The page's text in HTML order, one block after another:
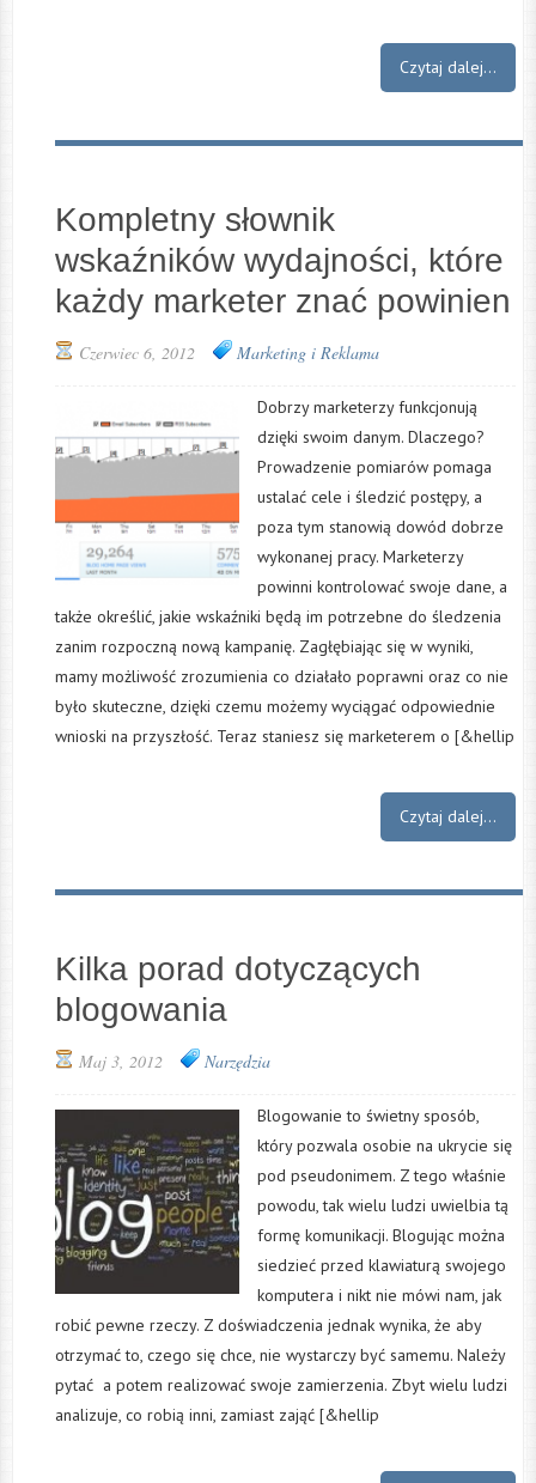
Czytaj dalej...
Kompletny słownik
wskaźników wydajności, które
każdy marketer znać powinien
Czerwiec 6, 2012 Marketing i Reklama
Dobrzy marketerzy funkcjonują
dzięki swoim danym. Dlaczego?
Prowadzenie pomiarów pomaga
ustalać cele i śledzić postępy, a
poza tym stanowią dowód dobrze
wykonanej pracy. Marketerzy
powinni kontrolować swoje dane, a
także określić, jakie wskaźniki będą im potrzebne do śledzenia
zanim rozpoczną nową kampanię. Zagłębiając się w wyniki,
mamy możliwość zrozumienia co działało poprawni oraz co nie
było skuteczne, dzięki czemu możemy wyciągać odpowiednie
wnioski na przyszłość. Teraz staniesz się marketerem o [&hellip
Czytaj dalej...
Kilka porad dotyczących
blogowania
Maj 3, 2012 Narzędzia
Blogowanie to świetny sposób,
który pozwala osobie na ukrycie się
pod pseudonimem. Z tego właśnie
powodu, tak wielu ludzi uwielbia tą
formę komunikacji. Blogując można
siedzieć przed klawiaturą swojego
komputera i nikt nie mówi nam, jak
robić pewne rzeczy. Z doświadczenia jednak wynika, że aby
otrzymać to, czego się chce, nie wystarczy być samemu. Należy
pytać a potem realizować swoje zamierzenia. Zbyt wielu ludzi
analizuje, co robią inni, zamiast zająć [&hellip